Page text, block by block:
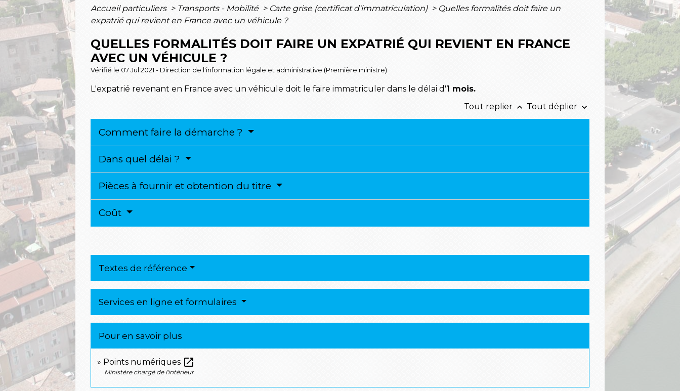
Accueil particuliers > Transports - Mobilité > Carte grise (certificat d'immatriculation) > Quelles formalités doit faire un
expatrié qui revient en France avec un véhicule ?
QUELLES FORMALITÉS DOIT FAIRE UN EXPATRIÉ QUI REVIENT EN FRANCE
AVEC UN VÉHICULE ?
Vérifié le 07 Jul 2021 - Direction de l'information légale et administrative (Première ministre)
L'expatrié revenant en France avec un véhicule doit le faire immatriculer dans le délai d'1 mois.
Tout replier keyboard_arrow_up Tout déplier keyboard_arrow_down
Comment faire la démarche ?
Dans quel délai ?
Pièces à fournir et obtention du titre
Coût
Textes de référence
Services en ligne et formulaires
Pour en savoir plus
Points numériques open_in_new
Ministère chargé de l'intérieur